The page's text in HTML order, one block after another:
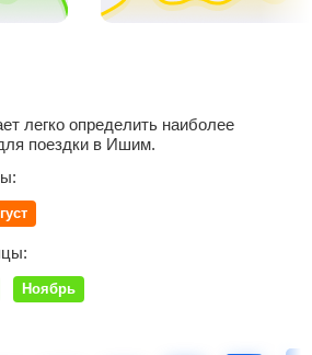
легко определить наиболее
поездки в Ишим.
Ноябрь